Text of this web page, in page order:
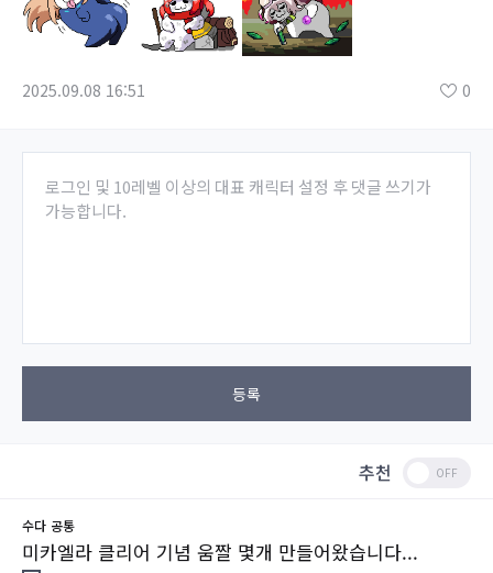
2025.09.08 16:51 0
로그인 및 10레벨 이상의 대표 캐릭터 설정 후 댓글 쓰기가
가능합니다.
등록
추천
수다 공통
미카엘라 클리어 기념 움짤 몇개 만들어왔습니다...